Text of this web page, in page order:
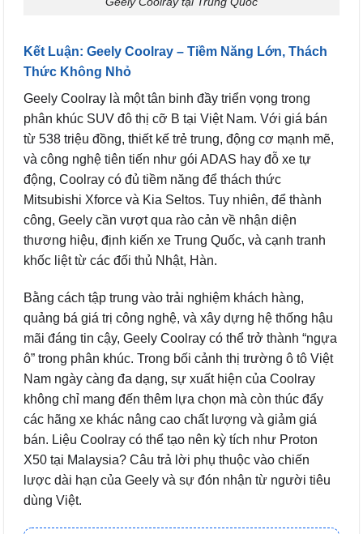
Kết Luận: Geely Coolray – Tiềm Năng Lớn, Thách
Thức Không Nhỏ
Geely Coolray là một tân binh đầy triển vọng trong
phân khúc SUV đô thị cỡ B tại Việt Nam. Với giá bán
từ 538 triệu đồng, thiết kế trẻ trung, động cơ mạnh mẽ,
và công nghệ tiên tiến như gói ADAS hay đỗ xe tự
động, Coolray có đủ tiềm năng để thách thức
Mitsubishi Xforce và Kia Seltos. Tuy nhiên, để thành
công, Geely cần vượt qua rào cản về nhận diện
thương hiệu, định kiến xe Trung Quốc, và cạnh tranh
khốc liệt từ các đối thủ Nhật, Hàn.
Bằng cách tập trung vào trải nghiệm khách hàng,
quảng bá giá trị công nghệ, và xây dựng hệ thống hậu
mãi đáng tin cậy, Geely Coolray có thể trở thành “ngựa
ô” trong phân khúc. Trong bối cảnh thị trường ô tô Việt
Nam ngày càng đa dạng, sự xuất hiện của Coolray
không chỉ mang đến thêm lựa chọn mà còn thúc đẩy
các hãng xe khác nâng cao chất lượng và giảm giá
bán. Liệu Coolray có thể tạo nên kỳ tích như Proton
X50 tại Malaysia? Câu trả lời phụ thuộc vào chiến
lược dài hạn của Geely và sự đón nhận từ người tiêu
dùng Việt.